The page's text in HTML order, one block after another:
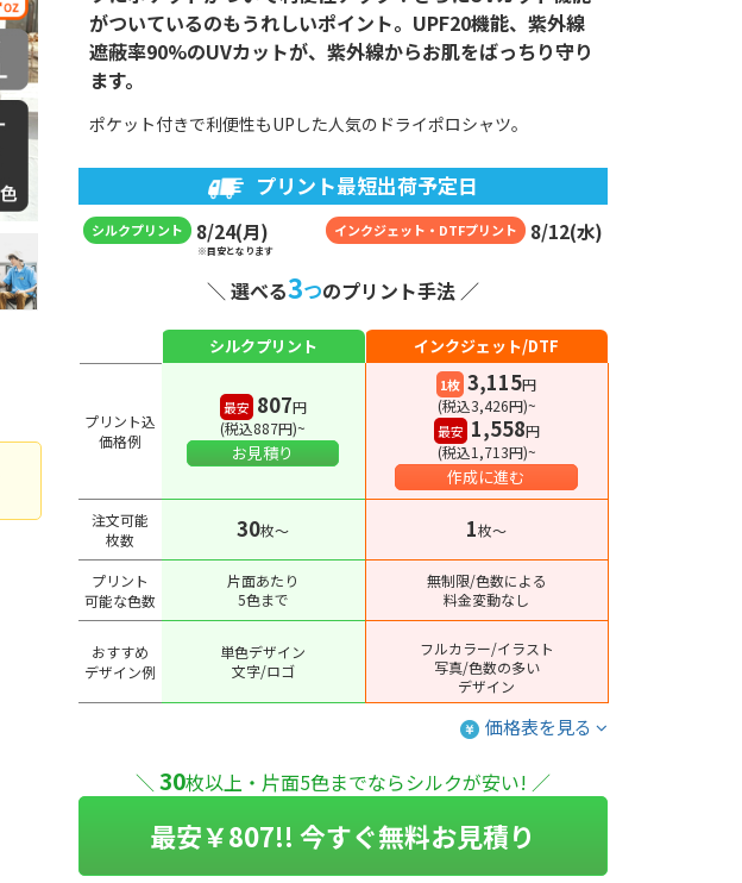
がついているのもうれしいポイント。UPF20機能、紫外線
遮蔽率90%のUVカットが、紫外線からお肌をばっちり守り
ます。
ポケット付きで利便性もUPした人気のドライポロシャツ。
プリント最短出荷予定日
シルクプリント 8/24(月) インクジェット・DTFプリント 8/12(水)
※目安となります
＼ 選べる3つのプリント手法 ／
シルクプリント インクジェット/DTF
プリント込
価格例
最安 807円
(税込887円)~
お見積り
1枚 3,115円
(税込3,426円)~
最安 1,558円
(税込1,713円)~
作成に進む
注文可能
枚数
30枚〜 1枚〜
プリント
可能な色数
片面あたり
5色まで
無制限/色数による
料金変動なし
おすすめ
デザイン例
単色デザイン
文字/ロゴ
フルカラー/イラスト
写真/色数の多い
デザイン
価格表を見る
＼ 30枚以上・片面5色までならシルクが安い! ／
最安￥807!! 今すぐ無料お見積り